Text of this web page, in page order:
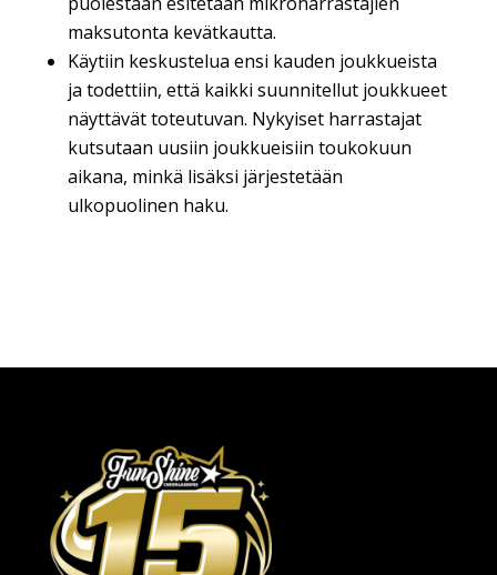
maksutonta kevätkautta.
Käytiin keskustelua ensi kauden joukkueista
ja todettiin, että kaikki suunnitellut joukkueet
näyttävät toteutuvan. Nykyiset harrastajat
kutsutaan uusiin joukkueisiin toukokuun
aikana, minkä lisäksi järjestetään
ulkopuolinen haku.